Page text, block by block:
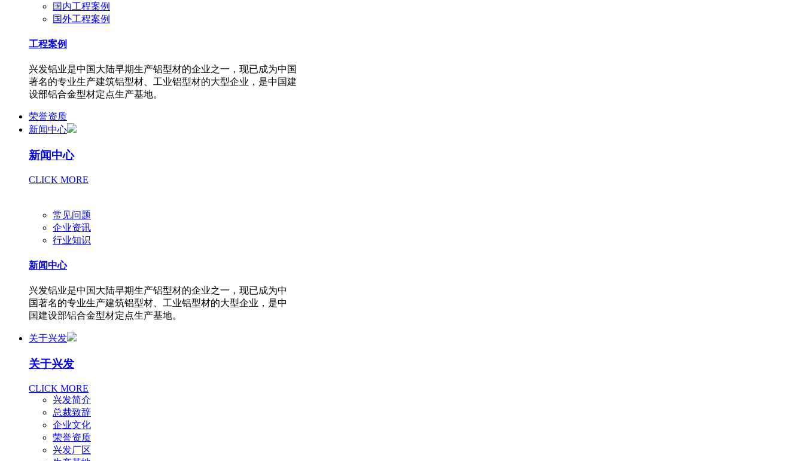
国内工程案例
国外工程案例
工程案例
兴发铝业是中国大陆早期生产铝型材的企业之一，现已成为中国
著名的专业生产建筑铝型材、工业铝型材的大型企业，是中国建
设部铝合金型材定点生产基地。
荣誉资质
新闻中心
新闻中心
CLICK MORE
常见问题
企业资讯
行业知识
新闻中心
兴发铝业是中国大陆早期生产铝型材的企业之一，现已成为中
国著名的专业生产建筑铝型材、工业铝型材的大型企业，是中
国建设部铝合金型材定点生产基地。
关于兴发
关于兴发
CLICK MORE
兴发简介
总裁致辞
企业文化
荣誉资质
兴发厂区